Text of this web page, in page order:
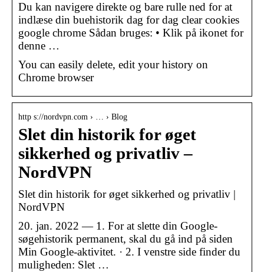
Du kan navigere direkte og bare rulle ned for at
indlæse din buehistorik dag for dag clear cookies
google chrome Sådan bruges: • Klik på ikonet for
denne …
You can easily delete, edit your history on
Chrome browser
http s://nordvpn.com › … › Blog
Slet din historik for øget
sikkerhed og privatliv –
NordVPN
Slet din historik for øget sikkerhed og privatliv |
NordVPN
20. jan. 2022 — 1. For at slette din Google-
søgehistorik permanent, skal du gå ind på siden
Min Google-aktivitet. · 2. I venstre side finder du
muligheden: Slet …